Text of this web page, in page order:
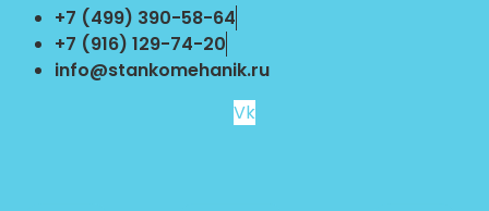
Перейти
содержимому
+7 (499) 390-58-64
+7 (916) 129-74-20
info@stankomehanik.ru
Vk